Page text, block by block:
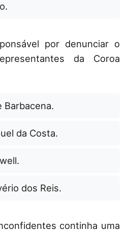
por denunciar o
da Coroa
Barbacena.
da Costa.
dos Reis.
continha uma